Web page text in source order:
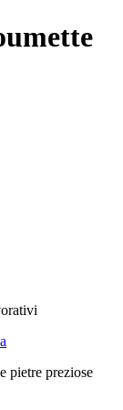
pietre preziose